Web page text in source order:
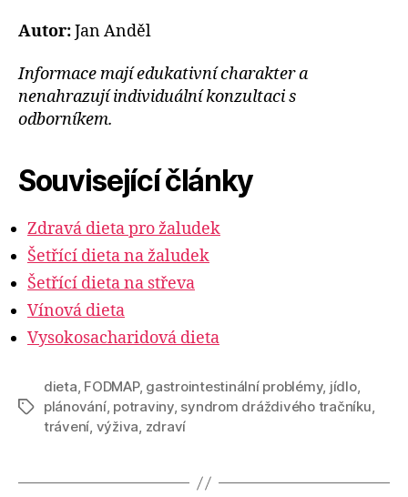
Autor:Jan Anděl
Informace mají edukativní charakter a
nenahrazují individuální konzultaci s
odborníkem.
Související články
Zdravá dieta pro žaludek
Šetřící dieta na žaludek
Šetřící dieta na střeva
Vínová dieta
Vysokosacharidová dieta
Štítky
dieta, FODMAP, gastrointestinální problémy, jídlo,
plánování, potraviny, syndrom dráždivého tračníku,
trávení, výživa, zdraví